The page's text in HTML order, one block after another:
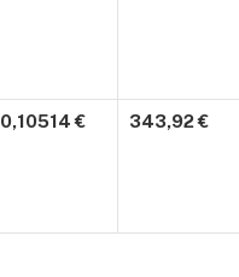
0,10514 € 343,92 €